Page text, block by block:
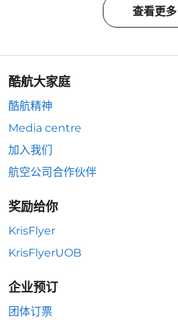
查看更多
酷航大家庭
酷航精神
Media centre
加入我们
航空公司合作伙伴
奖励给你
KrisFlyer
KrisFlyerUOB
企业预订
团体订票